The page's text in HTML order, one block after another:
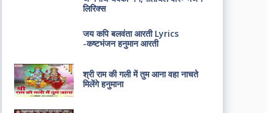
लिरिक्स
जय कपि बलवंता आरती Lyrics
-कष्टभंजन हनुमान आरती
श्री राम की गली में तुम आना वहा नाचते
मिलेंगे हनुमाना